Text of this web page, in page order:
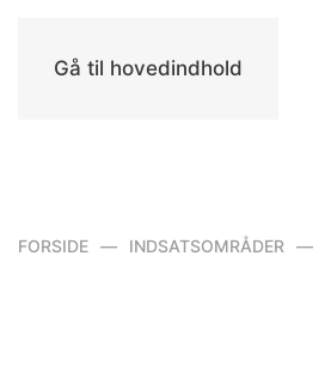
Gå til hovedindhold
FORSIDE INDSATSOMRÅDER